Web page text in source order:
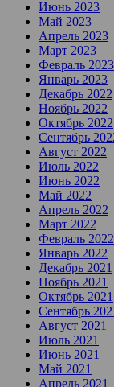
Июнь 2023
Май 2023
Апрель 2023
Март 2023
Февраль 2023
Январь 2023
Декабрь 2022
Ноябрь 2022
Октябрь 2022
Сентябрь
Август 2022
Июль 2022
Июнь 2022
Май 2022
Апрель 2022
Март 2022
Февраль 2022
Январь 2022
Декабрь 2021
Ноябрь 2021
Октябрь 2021
Сентябрь
Август 2021
Июль 2021
Июнь 2021
Май 2021
Апрель 2021